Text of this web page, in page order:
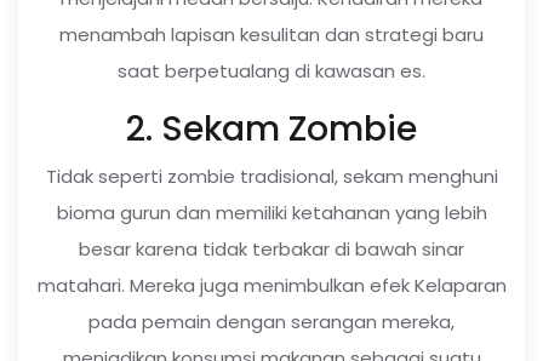
menambah lapisan kesulitan dan strategi baru
saat berpetualang di kawasan es.
2. Sekam Zombie
Tidak seperti zombie tradisional, sekam menghuni
bioma gurun dan memiliki ketahanan yang lebih
besar karena tidak terbakar di bawah sinar
matahari. Mereka juga menimbulkan efek Kelaparan
pada pemain dengan serangan mereka,